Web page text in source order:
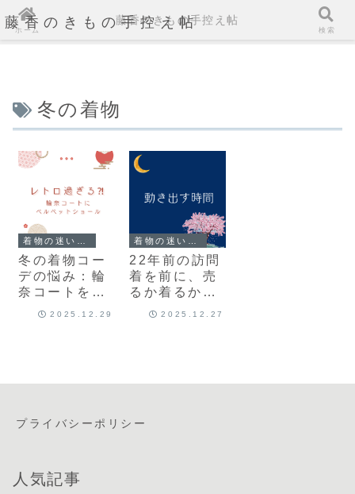
藤香のきもの手控え帖
冬の着物
冬の着物コー
デの悩み：輪
奈コートを今
っぽく着るた
2025.12.29
22年前の訪問
着を前に、売
るか着るかで
揺れた話2025.12.27
プライバシーポリシー
人気記事
ホーム
藤香のきもの手控え帖
検索